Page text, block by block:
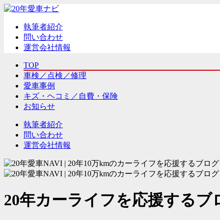
執筆者紹介
問い合わせ
運営会社情報
TOP
車検／点検／修理
愛車事例
キズ・ヘコミ／自費・保険
お知らせ
執筆者紹介
問い合わせ
運営会社情報
20年カーライフを応援するブ